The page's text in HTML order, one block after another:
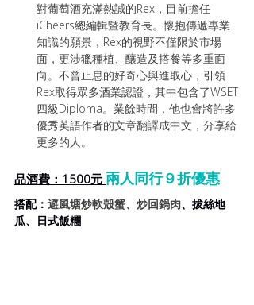
對葡萄酒充滿熱誠的Rex，目前擔任
iCheers總編輯暨教育長。懷抱傳遞專業
知識的願景，Rex的視野不僅限於市場
面，更涉獵種植、釀造及搭餐等多重面
向。不曾止息的好奇心與進取心，引領
Rex取得眾多酒業認證，其中包含了WSET
四級Diploma。業餘時間，他也會將許多
優秀英語作者的文章翻譯成中文，分享給
更多的人。
品酒費：1500元 兩人同行９折優惠
搭配： 避風塘炒軟殼蟹、 炒回鍋肉、拔絲地
瓜、日式飯糰